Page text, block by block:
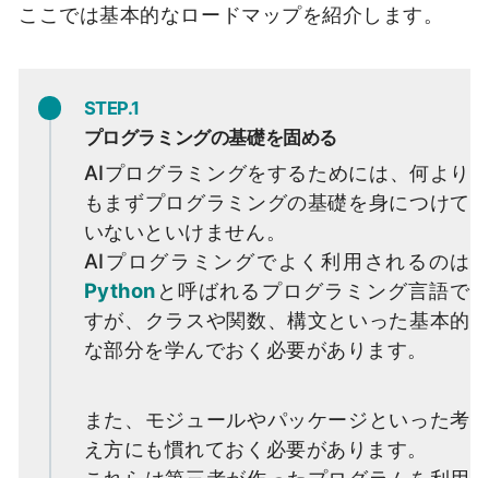
ここでは基本的なロードマップを紹介します。
STEP.1
プログラミングの基礎を固める
AIプログラミングをするためには、何より
もまずプログラミングの基礎を身につけて
いないといけません。
AIプログラミングでよく利用されるのは
Python と呼ばれるプログラミング言語で
すが、クラスや関数、構文といった基本的
な部分を学んでおく必要があります。
また、モジュールやパッケージといった考
え方にも慣れておく必要があります。